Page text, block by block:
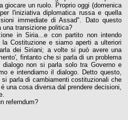
giocare un ruolo. Proprio oggi (domenica
l'iniziativa diplomatica russa e quella
immediate di Assad". Dato questo
una transizione politica?
in Siria...e con partito non intendo
Costituzione e siamo aperti a ulteriori
dei Siriani; a volte si può avere una
fintanto che si parla di un problema
non si parla solo tra Governo e
e intendiamo il dialogo. Detto questo,
parla di cambiamenti costituzionali che
una cosa diversa dal prendere decisioni,
referndum?